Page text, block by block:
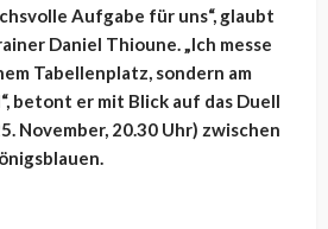
Aufgabe für uns“, glaubt
Daniel Thioune. „Ich messe
Tabellenplatz, sondern am
betont er mit Blick auf das Duell
November, 20.30 Uhr) zwischen